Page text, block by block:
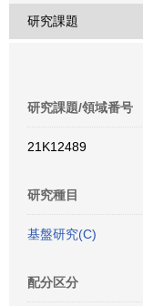
研究課題
研究課題/領域番号
21K12489
研究種目
基盤研究(C)
配分区分